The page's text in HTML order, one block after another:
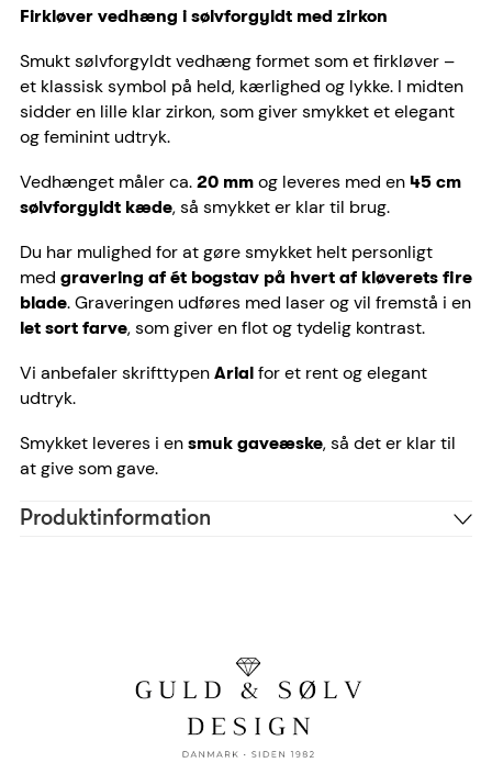
Firkløver vedhæng i sølvforgyldt med zirkon
Smukt sølvforgyldt vedhæng formet som et firkløver –
et klassisk symbol på held, kærlighed og lykke. I midten
sidder en lille klar zirkon, som giver smykket et elegant
og feminint udtryk.
Vedhænget måler ca. 20 mm og leveres med en 45 cm
sølvforgyldt kæde, så smykket er klar til brug.
Du har mulighed for at gøre smykket helt personligt
med gravering af ét bogstav på hvert af kløverets fire
blade. Graveringen udføres med laser og vil fremstå i en
let sort farve, som giver en flot og tydelig kontrast.
Vi anbefaler skrifttypen Arial for et rent og elegant
udtryk.
Smykket leveres i en smuk gaveæske, så det er klar til
at give som gave.
Produktinformation